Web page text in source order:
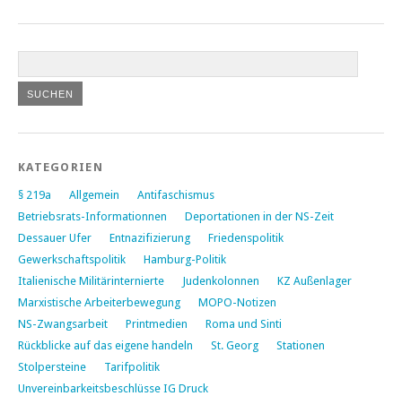
KATEGORIEN
§ 219a Allgemein
Antifaschismus
Betriebsrats-Informationnen
Deportationen in der NS-Zeit
Dessauer Ufer
Entnazifizierung
Friedenspolitik
Gewerkschaftspolitik
Hamburg-Politik
Italienische Militärinternierte
Judenkolonnen
KZ Außenlager
Marxistische Arbeiterbewegung
MOPO-Notizen
NS-Zwangsarbeit
Printmedien
Roma und Sinti
Rückblicke auf das eigene handeln
St. Georg
Stationen
Stolpersteine
Tarifpolitik
Unvereinbarkeitsbeschlüsse IG Druck